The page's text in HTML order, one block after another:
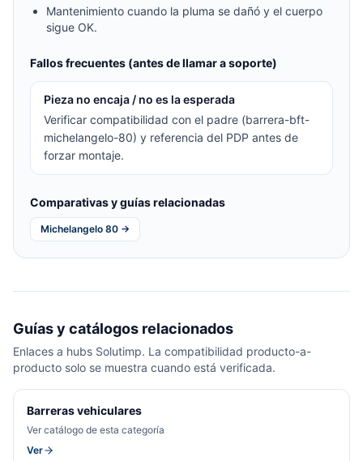
Mantenimiento cuando la pluma se dañó y el cuerpo
sigue OK.
Fallos frecuentes (antes de llamar a soporte)
Pieza no encaja / no es la esperada
Verificar compatibilidad con el padre (barrera-bft-
michelangelo-80) y referencia del PDP antes de
forzar montaje.
Comparativas y guías relacionadas
Michelangelo 80 →
Guías y catálogos relacionados
Enlaces a hubs Solutimp. La compatibilidad producto-a-
producto solo se muestra cuando está verificada.
Barreras vehiculares
Ver catálogo de esta categoría
Ver